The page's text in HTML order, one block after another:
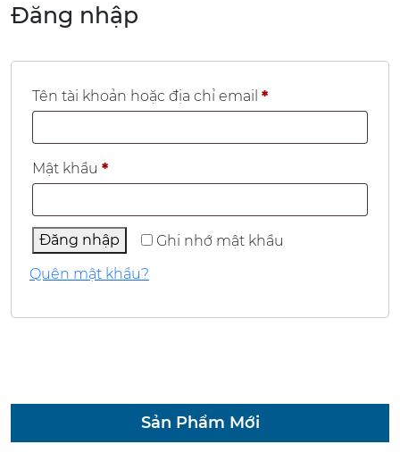
Đăng nhập
Tên tài khoản hoặc địa chỉ email *Bắt
Mật khẩu *Bắt
Ghi nhớ mật khẩu
Đăng nhập
Quên mật khẩu?
Sản Phẩm Mới